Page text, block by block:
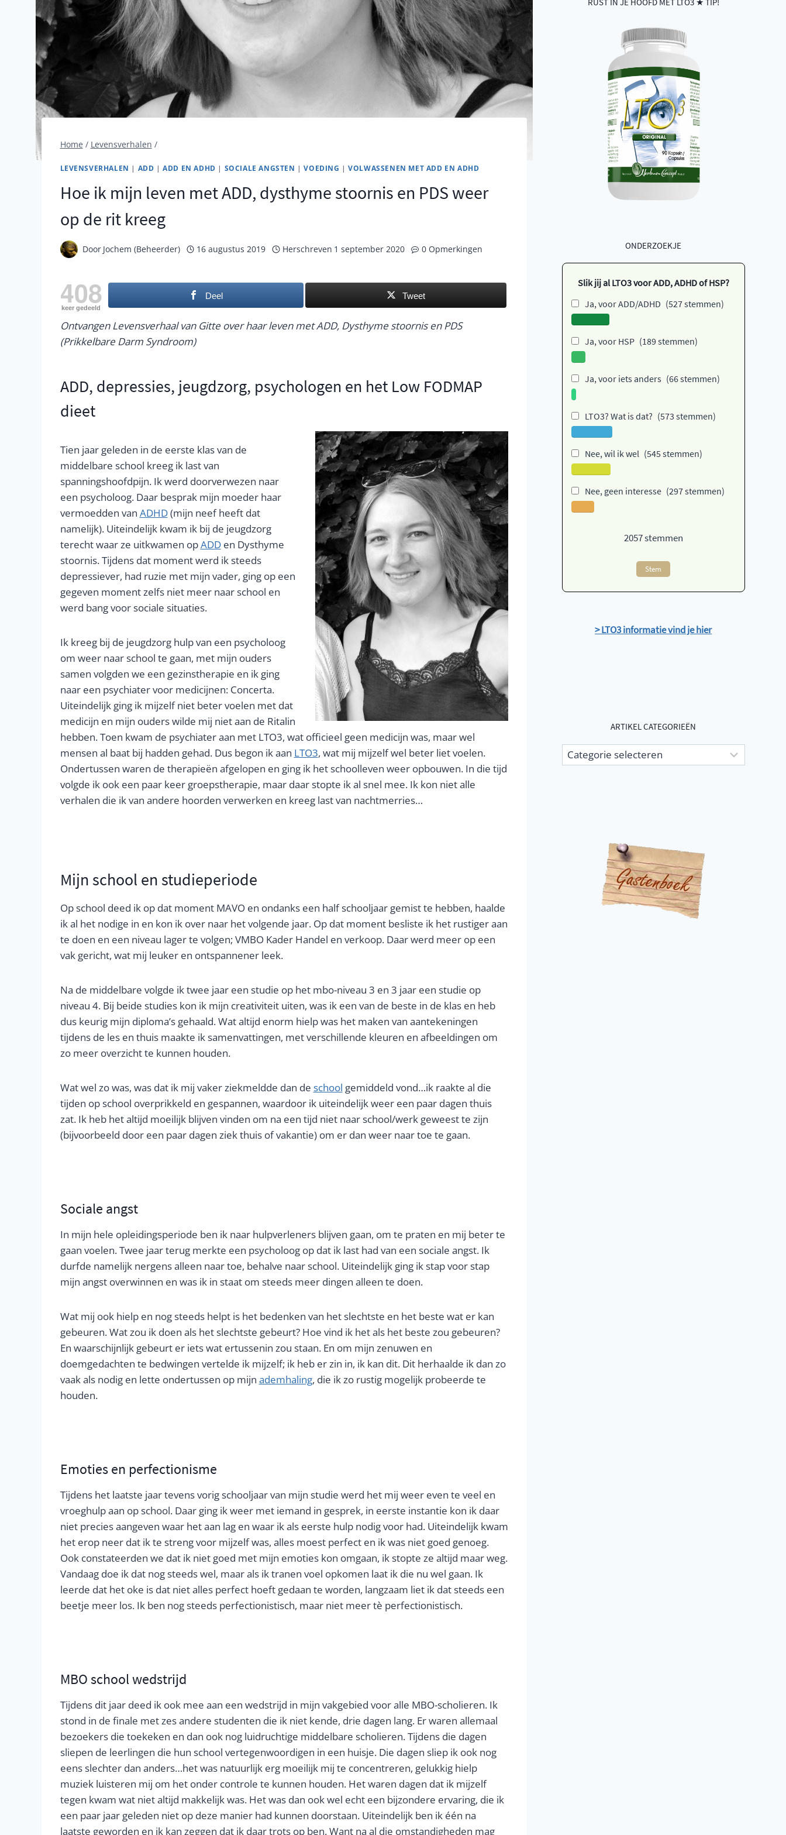
Home / Levensverhalen /
LEVENSVERHALEN | ADD |ADD EN ADHD | SOCIALE ANGSTEN |VOEDING |VOLWASSENEN MET ADD EN ADHD
Hoe ik mijn leven met ADD, dysthyme stoornis en PDS weer
op de rit kreeg
Door Jochem (Beheerder) 16 augustus 2019 Herschreven 1 september 2020 0 Opmerkingen
408
keer gedeeld
Deel Tweet
Ontvangen Levensverhaal van Gitte over haar leven met ADD, Dysthyme stoornis en PDS
(Prikkelbare Darm Syndroom)
ADD, depressies, jeugdzorg, psychologen en het Low FODMAP
dieet
Tien jaar geleden in de eerste klas van de
middelbare school kreeg ik last van
spanningshoofdpijn. Ik werd doorverwezen naar
een psycholoog. Daar besprak mijn moeder haar
vermoedden van ADHD(mijn neef heeft dat
namelijk). Uiteindelijk kwam ik bij de jeugdzorg
terecht waar ze uitkwamen opADDen Dysthyme
stoornis. Tijdens dat moment werd ik steeds
depressiever, had ruzie met mijn vader, ging op een
gegeven moment zelfs niet meer naar school en
werd bang voor sociale situaties.
Ik kreeg bij de jeugdzorg hulp van een psycholoog
om weer naar school te gaan, met mijn ouders
samen volgden we een gezinstherapie en ik ging
naar een psychiater voor medicijnen: Concerta.
Uiteindelijk ging ik mijzelf niet beter voelen met dat
medicijn en mijn ouders wilde mij niet aan de Ritalin
hebben. Toen kwam de psychiater aan met LTO3, wat officieel geen medicijn was, maar wel
mensen al baat bij hadden gehad. Dus begon ik aan LTO3, wat mij mijzelf wel beter liet voelen.
Ondertussen waren de therapieën afgelopen en ging ik het schoolleven weer opbouwen. In die tijd
volgde ik ook een paar keer groepstherapie, maar daar stopte ik al snel mee. Ik kon niet alle
verhalen die ik van andere hoorden verwerken en kreeg last van nachtmerries…
Mijn school en studieperiode
Op school deed ik op dat moment MAVO en ondanks een half schooljaar gemist te hebben, haalde
ik al het nodige in en kon ik over naar het volgende jaar. Op dat moment besliste ik het rustiger aan
te doen en een niveau lager te volgen; VMBO Kader Handel en verkoop. Daar werd meer op een
vak gericht, wat mij leuker en ontspannener leek.
Na de middelbare volgde ik twee jaar een studie op het mbo-niveau 3 en 3 jaar een studie op
niveau 4. Bij beide studies kon ik mijn creativiteit uiten, was ik een van de beste in de klas en heb
dus keurig mijn diploma’s gehaald. Wat altijd enorm hielp was het maken van aantekeningen
tijdens de les en thuis maakte ik samenvattingen, met verschillende kleuren en afbeeldingen om
zo meer overzicht te kunnen houden.
Wat wel zo was, was dat ik mij vaker ziekmeldde dan de school gemiddeld vond…ik raakte al die
tijden op school overprikkeld en gespannen, waardoor ik uiteindelijk weer een paar dagen thuis
zat. Ik heb het altijd moeilijk blijven vinden om na een tijd niet naar school/werk geweest te zijn
(bijvoorbeeld door een paar dagen ziek thuis of vakantie) om er dan weer naar toe te gaan.
Sociale angst
In mijn hele opleidingsperiode ben ik naar hulpverleners blijven gaan, om te praten en mij beter te
gaan voelen. Twee jaar terug merkte een psycholoog op dat ik last had van een sociale angst. Ik
durfde namelijk nergens alleen naar toe, behalve naar school. Uiteindelijk ging ik stap voor stap
mijn angst overwinnen en was ik in staat om steeds meer dingen alleen te doen.
Wat mij ook hielp en nog steeds helpt is het bedenken van het slechtste en het beste wat er kan
gebeuren. Wat zou ik doen als het slechtste gebeurt? Hoe vind ik het als het beste zou gebeuren?
En waarschijnlijk gebeurt er iets wat ertussenin zou staan. En om mijn zenuwen en
doemgedachten te bedwingen vertelde ik mijzelf; ik heb er zin in, ik kan dit. Dit herhaalde ik dan zo
vaak als nodig en lette ondertussen op mijn ademhaling, die ik zo rustig mogelijk probeerde te
houden.
Emoties en perfectionisme
Tijdens het laatste jaar tevens vorig schooljaar van mijn studie werd het mij weer even te veel en
vroeghulp aan op school. Daar ging ik weer met iemand in gesprek, in eerste instantie kon ik daar
niet precies aangeven waar het aan lag en waar ik als eerste hulp nodig voor had. Uiteindelijk kwam
het erop neer dat ik te streng voor mijzelf was, alles moest perfect en ik was niet goed genoeg.
Ook constateerden we dat ik niet goed met mijn emoties kon omgaan, ik stopte ze altijd maar weg.
Vandaag doe ik dat nog steeds wel, maar als ik tranen voel opkomen laat ik die nu wel gaan. Ik
leerde dat het oke is dat niet alles perfect hoeft gedaan te worden, langzaam liet ik dat steeds een
beetje meer los. Ik ben nog steeds perfectionistisch, maar niet meer tè perfectionistisch.
MBO school wedstrijd
Tijdens dit jaar deed ik ook mee aan een wedstrijd in mijn vakgebied voor alle MBO-scholieren. Ik
stond in de finale met zes andere studenten die ik niet kende, drie dagen lang. Er waren allemaal
bezoekers die toekeken en dan ook nog luidruchtige middelbare scholieren. Tijdens die dagen
sliepen de leerlingen die hun school vertegenwoordigen in een huisje. Die dagen sliep ik ook nog
eens slechter dan anders…het was natuurlijk erg moeilijk mij te concentreren, gelukkig hielp
muziek luisteren mij om het onder controle te kunnen houden. Het waren dagen dat ik mijzelf
tegen kwam wat niet altijd makkelijk was. Het was dan ook wel echt een bijzondere ervaring, die ik
een paar jaar geleden niet op deze manier had kunnen doorstaan. Uiteindelijk ben ik één na
laatste geworden en ik kan zeggen dat ik daar trots op ben. Want na al die omstandigheden mag
ONDERZOEKJE
Slik jij al LTO3 voor ADD, ADHD of HSP?
Ja, voor ADD/ADHD (527 stemmen)
Ja, voor HSP (189 stemmen)
Ja, voor iets anders (66 stemmen)
LTO3? Wat is dat? (573 stemmen)
Nee, wil ik wel (545 stemmen)
Nee, geen interesse (297 stemmen)
2057stemmen
Stem
> LTO3 informatie vind je hier
ARTIKEL CATEGORIEËN
Artikel
categorieën